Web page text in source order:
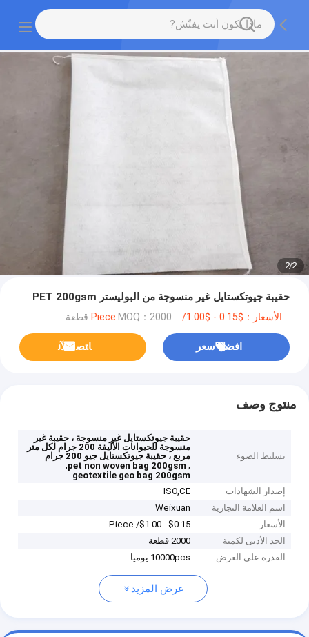
2
/
2
حقيبة جيوتكستايل غير منسوجة من البوليستر PET 200gsm
الأسعار：$0.15 - $1.00/ Piece MOQ：2000 قطعة
افضل سعر ﺎﺘﺼﻟ ﺍﻶﻧ
منتوج وصف
تسليط الضوء
حقيبة جيوتكستايل غير منسوجة ، حقيبة غير
منسوجة للحيوانات الأليفة 200 جرام لكل متر
مربع ، حقيبة جيوتكستايل جيو 200 جرام
,
pet non woven bag 200gsm
,
geotextile geo bag 200gsm
إصدار الشهادات
ISO,CE
اسم العلامة التجارية
Weixuan
الأسعار
$0.15 - $1.00/ Piece
الحد الأدنى لكمية
2000 قطعة
القدرة على العرض
10000pcs يوميا
عرض المزيد